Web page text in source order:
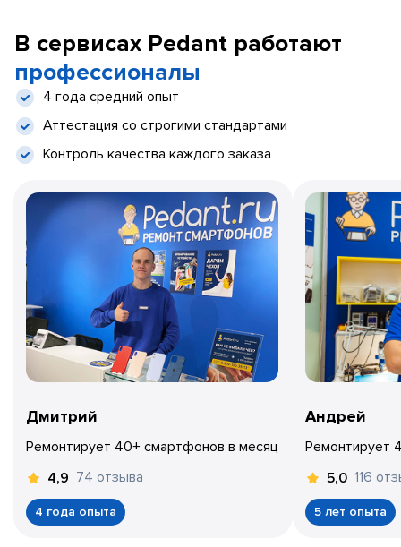
В сервисах Pedant работают
профессионалы
4 года средний опыт
Аттестация со строгими стандартами
Контроль качества каждого заказа
Дмитрий
Ремонтирует 40+ смартфонов в месяц
4,9 74 отзыва
4 года опыта
Андрей
Ремонтирует
5,0 116
5 лет опыта